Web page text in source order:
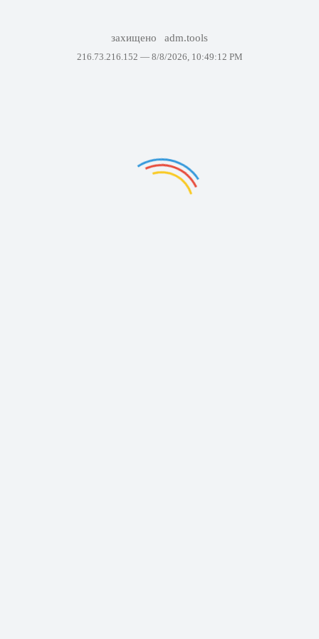
захищено adm.tools
216.73.216.152 — 8/8/2026, 10:49:12 PM